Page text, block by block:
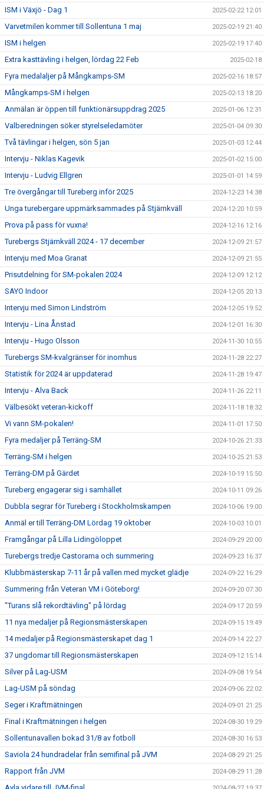
ISM i Växjö - Dag 1 2025-02-22 12:01
Varvetmilen kommer till Sollentuna 1 maj 2025-02-19 21:40
ISM i helgen 2025-02-19 17:40
Extra kasttävling i helgen, lördag 22 Feb 2025-02-18
Fyra medalaljer på Mångkamps-SM 2025-02-16 18:57
Mångkamps-SM i helgen 2025-02-13 18:20
Anmälan är öppen till funktionärsuppdrag 2025 2025-01-06 12:31
Valberedningen söker styrelseledamöter 2025-01-04 09:30
Två tävlingar i helgen, sön 5 jan 2025-01-03 12:44
Intervju - Niklas Kagevik 2025-01-02 15:00
Intervju - Ludvig Ellgren 2025-01-01 14:59
Tre övergångar till Tureberg inför 2025 2024-12-23 14:38
Unga turebergare uppmärksammades på Stjärnkväll 2024-12-20 10:59
Prova på pass för vuxna! 2024-12-16 12:16
Turebergs Stjärnkväll 2024 - 17 december 2024-12-09 21:57
Intervju med Moa Granat 2024-12-09 21:55
Prisutdelning för SM-pokalen 2024 2024-12-09 12:12
SAYO Indoor 2024-12-05 20:13
Intervju med Simon Lindström 2024-12-05 19:52
Intervju - Lina Ånstad 2024-12-01 16:30
Intervju - Hugo Olsson 2024-11-30 10:55
Turebergs SM-kvalgränser för inomhus 2024-11-28 22:27
Statistik för 2024 är uppdaterad 2024-11-28 19:47
Intervju - Alva Back 2024-11-26 22:11
Välbesökt veteran-kickoff 2024-11-18 18:32
Vi vann SM-pokalen! 2024-11-01 17:50
Fyra medaljer på Terräng-SM 2024-10-26 21:33
Terräng-SM i helgen 2024-10-25 21:53
Terräng-DM på Gärdet 2024-10-19 15:50
Tureberg engagerar sig i samhället 2024-10-11 09:26
Dubbla segrar för Tureberg i Stockholmskampen 2024-10-06 19:00
Anmäl er till Terräng-DM Lördag 19 oktober 2024-10-03 10:01
Framgångar på Lilla Lidingöloppet 2024-09-29 20:00
Turebergs tredje Castorama och summering 2024-09-23 16:37
Klubbmästerskap 7-11 år på vallen med mycket glädje 2024-09-22 16:29
Summering från Veteran VM i Göteborg! 2024-09-20 07:30
"Turans slå rekordtävling" på lördag 2024-09-17 20:59
11 nya medaljer på Regionsmästerskapen 2024-09-15 19:49
14 medaljer på Regionsmästerskapet dag 1 2024-09-14 22:27
37 ungdomar till Regionsmästerskapen 2024-09-12 15:14
Silver på Lag-USM 2024-09-08 19:54
Lag-USM på söndag 2024-09-06 22:02
Seger i Kraftmätningen 2024-09-01 21:25
Final i Kraftmätningen i helgen 2024-08-30 19:29
Sollentunavallen bokad 31/8 av fotboll 2024-08-30 16:53
Saviola 24 hundradelar från semifinal på JVM 2024-08-29 21:25
Rapport från JVM 2024-08-29 11:28